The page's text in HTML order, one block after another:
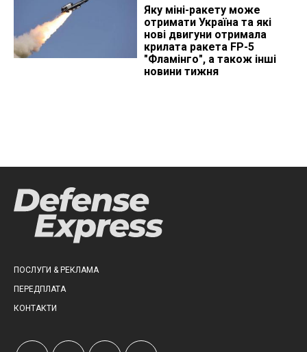
Яку міні-ракету може
отримати Україна та які
нові двигуни отримала
крилата ракета FP-5
"Фламінго", а також інші
новини тижня
ПОСЛУГИ & РЕКЛАМА
ПЕРЕДПЛАТА
КОНТАКТИ